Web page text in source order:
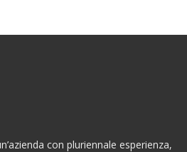
con pluriennale esperienza,